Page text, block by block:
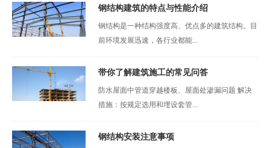
钢结构建筑的特点与性能介绍
钢结构是一种结构强度高、优点多的建筑结构。目
前环境发展迅速，各行业都能...
带你了解建筑施工的常见问答
防水屋面中管道穿越楼板、屋面处渗漏问题 解决
措施：按规定选用和埋设套管...
钢结构安装注意事项